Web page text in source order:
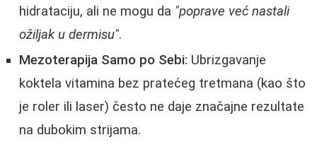
hidrataciju, ali ne mogu da "poprave već nastali
ožiljak u dermisu".
Mezoterapija Samo po Sebi: Ubrizgavanje
koktela vitamina bez pratećeg tretmana (kao što
je roler ili laser) često ne daje značajne rezultate
na dubokim strijama.